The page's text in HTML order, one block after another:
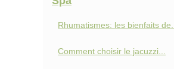
Rhumatismes: les bienfaits de...
Comment choisir le jacuzzi...